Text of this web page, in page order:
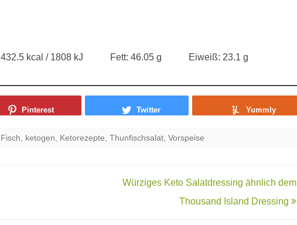
432.5 kcal / 1808 kJ Fett: 46.05 g Eiweiß: 23.1 g
Pinterest Twitter Yummly
Fisch ketogen Ketorezepte Thunfischsalat Vorspeise
Würziges Keto Salatdressing ähnlich dem
Thousand Island Dressing